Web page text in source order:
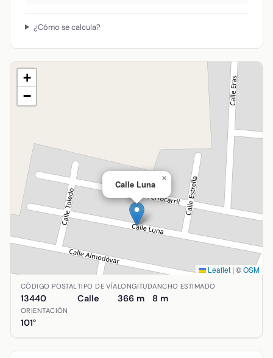
¿Cómo se calcula?
Calle Luna
×
+
−
Leaflet | ©OSM
Ubicación de Calle Luna en Argamasilla de Calatrava,
CÓDIGO POSTAL
13440
TIPO DE VÍA
Calle
LONGITUD
366 m
ANCHO ESTIMADO
8 m
ORIENTACIÓN
101°